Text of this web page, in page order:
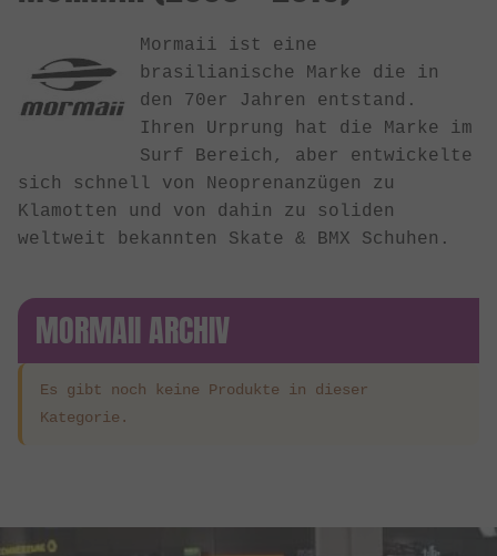
Mormaii ist eine
brasilianische Marke die in
den 70er Jahren entstand.
Ihren Urprung hat die Marke im
Surf Bereich, aber entwickelte
sich schnell von Neoprenanzügen zu
Klamotten und von dahin zu soliden
weltweit bekannten Skate & BMX Schuhen.
MORMAII ARCHIV
Es gibt noch keine Produkte in dieser
Kategorie.